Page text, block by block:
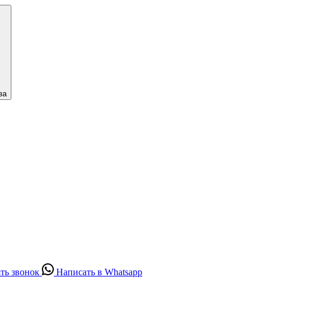
звонок Написать в Whatsapp